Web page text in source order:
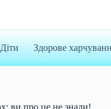
Діти Здорове
ви про це не знали!